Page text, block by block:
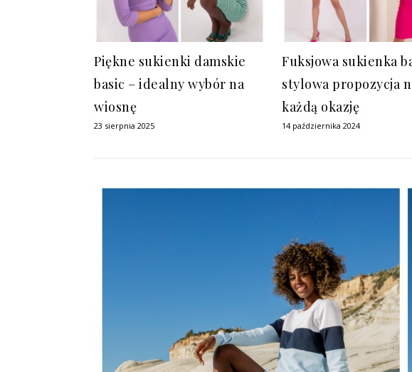
Piękne sukienki damskie
basic – idealny wybór na
wiosnę
23 sierpnia 2025
Fuksjowa sukienka
stylowa propozycja
każdą okazję
14 października 2024